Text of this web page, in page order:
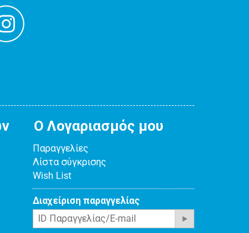
Ο Λογαριασμός μου
Παραγγελίες
Λίστα σύγκρισης
Wish List
Διαχείριση παραγγελίας